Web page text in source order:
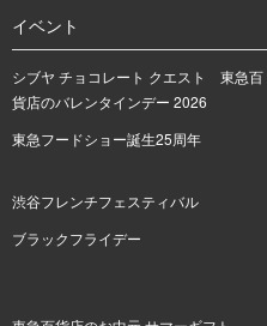
イベント
シブヤ チョコレート クエスト 東急百
貨店のバレンタインデー 2026
東急フードショー誕生25周年
渋谷フレンチフェスティバル
ブラックフライデー